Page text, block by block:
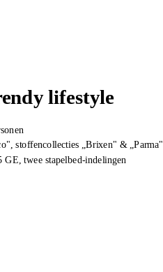
lifestyle
stoffencollecties „Brixen" & „Parma"
twee stapelbed-indelingen